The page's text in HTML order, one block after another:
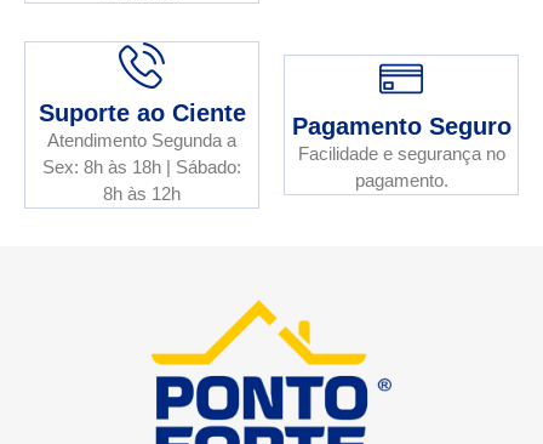
Suporte ao Ciente
Atendimento Segunda a
Sex: 8h às 18h | Sábado:
8h às 12h
Pagamento Seguro
Facilidade e segurança no
pagamento.